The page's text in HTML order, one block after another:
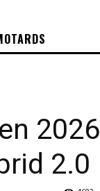
2026
2.0